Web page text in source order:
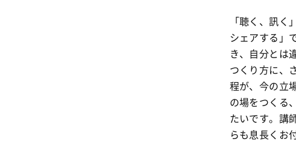
「聴く、訊
シェアする」
き、自分とは
つくり方に、
程が、今の立
の場をつくる
たいです。講
らも息長くお